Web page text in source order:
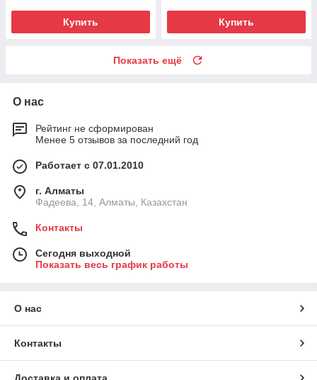
Купить Купить
Показать ещё
О нас
Рейтинг не сформирован
Менее 5 отзывов за последний год
Работает с 07.01.2010
г. Алматы
Фадеева, 14, Алматы, Казахстан
Контакты
Сегодня выходной
Показать весь график работы
О нас
Контакты